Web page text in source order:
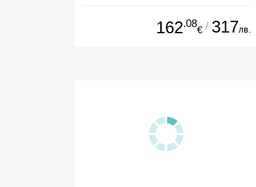
162.08
€ / 317лв.